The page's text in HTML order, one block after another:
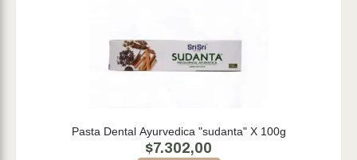
Pasta Dental Ayurvedica "sudanta" X 100g
$7.302,00